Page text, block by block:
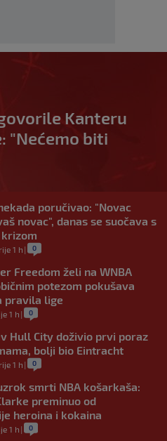
Kanteru
"Nećemo biti
poručivao: "Novac
novac", danas se suočava s
1 h | 0
Freedom želi na WNBA
potezom pokušava
pravila lige
1 h | 0
Hull City doživio prvi poraz
bolji bio Eintracht
1 h | 0
smrti NBA košarkaša:
preminuo od
heroina i kokaina
1 h | 0